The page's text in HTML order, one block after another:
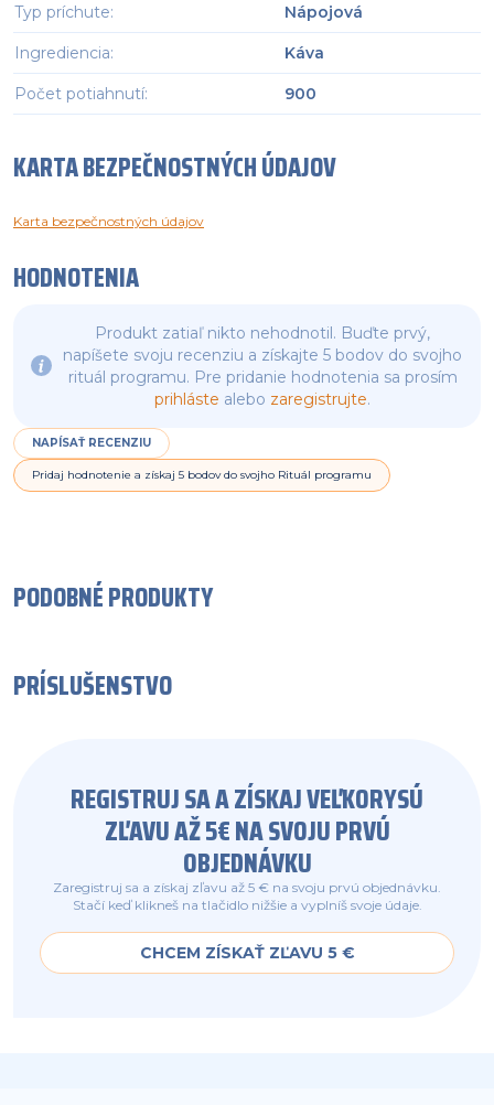
Typ príchute: Nápojová
Ingrediencia: Káva
Počet potiahnutí: 900
KARTA BEZPEČNOSTNÝCH ÚDAJOV
Karta bezpečnostných údajov
HODNOTENIA
Produkt zatiaľ nikto nehodnotil. Buďte prvý,
napíšete svoju recenziu a získajte 5 bodov do svojho
rituál programu. Pre pridanie hodnotenia sa prosím
prihláste alebo zaregistrujte.
NAPÍSAŤ RECENZIU
Pridaj hodnotenie a získaj 5 bodov do svojho Rituál programu
PODOBNÉ PRODUKTY
PRÍSLUŠENSTVO
REGISTRUJ SA A ZÍSKAJ VEĽKORYSÚ
ZĽAVU AŽ 5€ NA SVOJU PRVÚ
OBJEDNÁVKU
Zaregistruj sa a získaj zľavu až 5 € na svoju prvú objednávku.
Stačí keď klikneš na tlačidlo nižšie a vyplníš svoje údaje.
CHCEM ZÍSKAŤ ZĽAVU 5 €